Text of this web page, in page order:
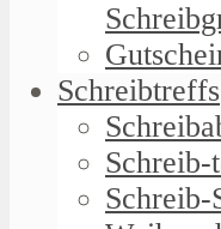
Schreibtreffs
Schreib-